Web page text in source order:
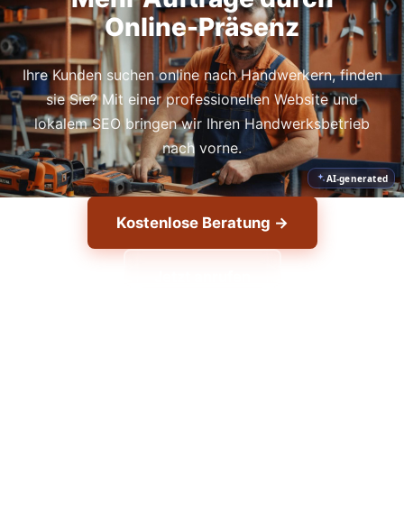
AI-generated
Online-Präsenz
Ihre Kunden suchen online nach Handwerkern, finden
sie Sie? Mit einer professionellen Website und
lokalem SEO bringen wir Ihren Handwerksbetrieb
nach vorne.
Kostenlose Beratung →